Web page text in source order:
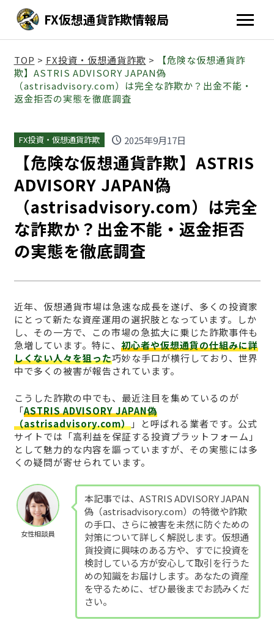
FX仮想通貨詐欺情報局
TOP > FX投資・仮想通貨詐欺 >
【危険な仮想通貨詐
欺】ASTRIS ADVISORY JAPAN偽
（astrisadvisory.com）は完全な詐欺か？出金不能・
返金拒否の実態を徹底調査
FX投資・仮想通貨詐欺 schedule 2025年9月17日
【危険な仮想通貨詐欺】ASTRIS
ADVISORY JAPAN偽
（astrisadvisory.com）は完全
な詐欺か？出金不能・返金拒否
の実態を徹底調査
近年、仮想通貨市場は急速な成長を遂げ、多くの投資家
にとって新たな資産運用の選択肢となっています。しか
し、その一方で、この市場の急拡大に乗じた詐欺事件も
急増しています。特に、 初心者や仮想通貨の仕組みに詳
しくない人々を狙った巧妙な手口が横行しており、世界
中で多くの被害が報告されています。
こうした詐欺の中でも、最近注目を集めているのが
「ASTRIS ADVISORY JAPAN偽
（astrisadvisory.com）」と呼ばれる業者です。公式
サイトでは「高利益を保証する投資プラットフォーム」
として魅力的な内容を謳っていますが、その実態には多
くの疑問が寄せられています。
女性相談員
本記事では、ASTRIS ADVISORY JAPAN
偽（astrisadvisory.com）の特徴や詐欺
の手口、さらに被害を未然に防ぐための
対策について詳しく解説します。仮想通
貨投資に興味のある方や、すでに投資を
検討している方が安心して取引を行うた
めの知識をお届けします。あなたの資産
を守るために、ぜひ最後までお読みくだ
さい。